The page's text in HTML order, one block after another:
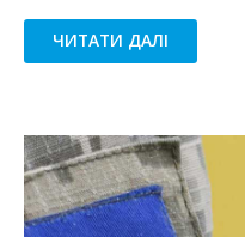
ЧИТАТИ ДАЛІ